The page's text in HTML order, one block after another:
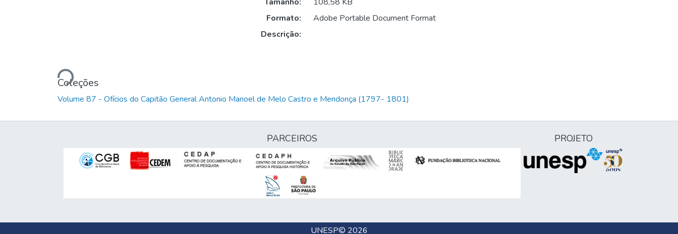
Carregando...
Formato:
Adobe Portable Document Format
Descrição:
Coleções
Volume 87 - Ofícios do Capitão General Antonio Manoel de Melo Castro e Mendonça (1797- 1801)
PARCEIROS PROJETO
UNESP© 2026